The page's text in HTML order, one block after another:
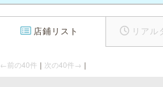
店鋪リスト リアル
←前の40件 ｜ 次の40件→ ｜